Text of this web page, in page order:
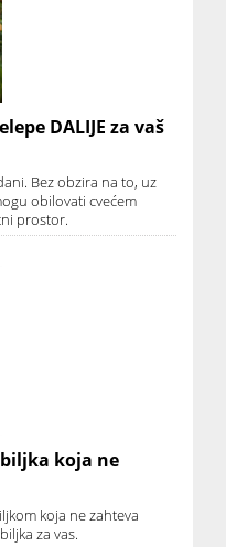
DALIJE za vaš
Bez obzira na to, uz
obilovati cvećem
prostor.
biljka koja ne
koja ne zahteva
za vas.